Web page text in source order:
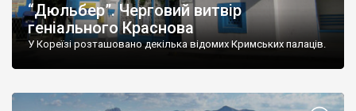
“Дюльбер”. Черговий витвір
геніального Краснова
У Кореїзі розташовано декілька відомих Кримських палаців.